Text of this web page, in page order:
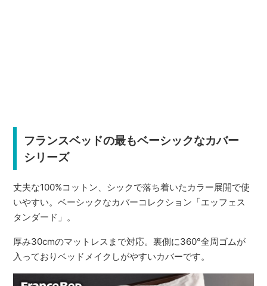
フランスベッドの最もベーシックなカバー
シリーズ
丈夫な100%コットン、シックで落ち着いたカラー展開で使
いやすい。ベーシックなカバーコレクション「エッフェス
タンダード」。
厚み30cmのマットレスまで対応。裏側に360°全周ゴムが
入っておりベッドメイクしがやすいカバーです。